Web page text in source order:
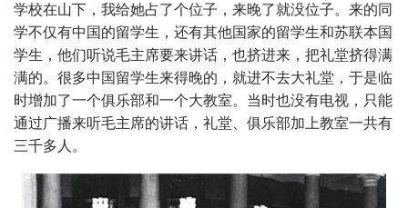
学校在山下，我给她占了个位子，来晚了就没位子。来的同
学不仅有中国的留学生，还有其他国家的留学生和苏联本国
学生，他们听说毛主席要来讲话，也挤进来，把礼堂挤得满
满的。很多中国留学生来得晚的，就进不去大礼堂，于是临
时增加了一个俱乐部和一个大教室。当时也没有电视，只能
通过广播来听毛主席的讲话，礼堂、俱乐部加上教室一共有
三千多人。